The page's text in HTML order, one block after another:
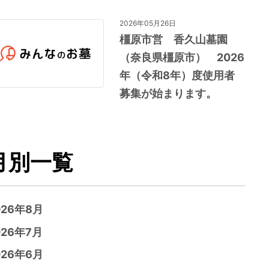
2026年05月26日
橿原市営 香久山墓園
（奈良県橿原市） 2026
年（令和8年）度使用者
募集が始まります。
別一覧
年8月
年7月
年6月